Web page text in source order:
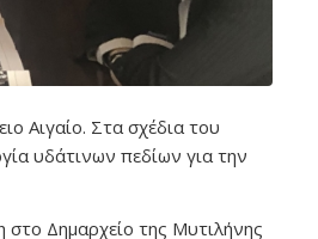
Αιγαίο. Στα σχέδια του
υδάτινων πεδίων για την
στο Δημαρχείο της Μυτιλήνης